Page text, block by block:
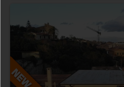
In prossimità del centro,
comodo a tutti i servizi -
lati, posto al 3° piano
condominiale, con